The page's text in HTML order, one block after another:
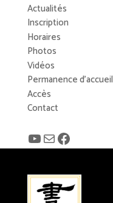
Actualités
Inscription
Horaires
Photos
Vidéos
Permanence d’accueil
Accès
Contact
YouTube
E-mailFacebook